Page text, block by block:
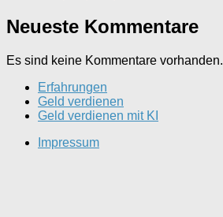
Neueste Kommentare
Es sind keine Kommentare vorhanden.
Erfahrungen
Geld verdienen
Geld verdienen mit KI
Impressum